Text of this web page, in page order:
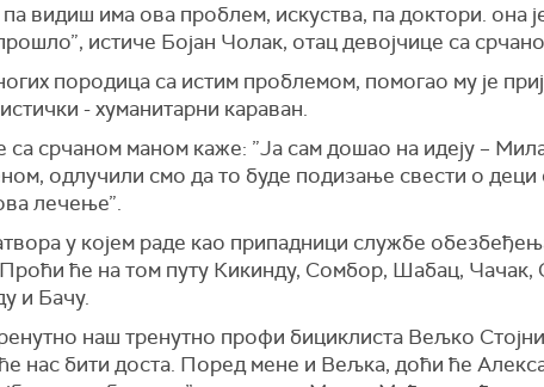
видиш има ова проблем, искуства, па доктори. она
истиче Бојан Чолак, отац девојчице са
породица са истим проблемом, помогао му је
- хуманитарни караван.
са срчаном маном каже: ”Ја сам дошао на идеју –
одлучили смо да то буде подизање свести о деци
лечење”.
у којем раде као припадници службе
Проћи ће на том путу Кикинду, Сомбор, Шабац,
и Бачу.
наш тренутно профи бициклиста Вељко
нас бити доста. Поред мене и Вељка, доћи ће